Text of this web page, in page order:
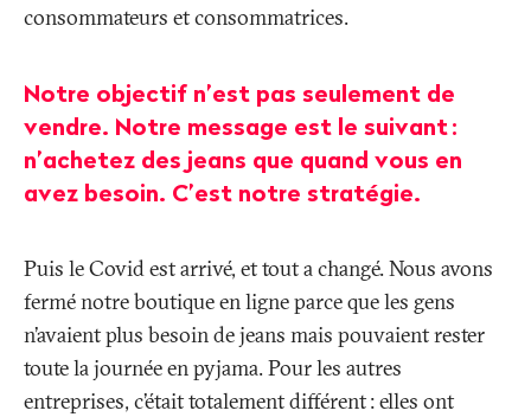
consommateurs et consommatrices.
Notre objectif n’est pas seulement de
vendre. Notre message est le suivant:
n’achetez des jeans que quand vous en
avez besoin. C’est notre stratégie.
Puis le Covid est arrivé, et tout a changé. Nous avons
fermé notre boutique en ligne parce que les gens
n’avaient plus besoin de jeans mais pouvaient rester
toute la journée en pyjama. Pour les autres
entreprises, c’était totalement différent: elles ont